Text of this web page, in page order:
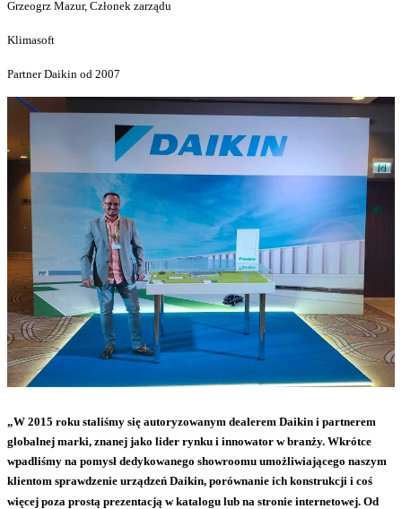
Grzeogrz Mazur, Członek zarządu
Klimasoft
Partner Daikin od 2007
„W 2015 roku staliśmy się autoryzowanym dealerem Daikin i partnerem
globalnej marki, znanej jako lider rynku i innowator w branży. Wkrótce
wpadliśmy na pomysł dedykowanego showroomu umożliwiającego naszym
klientom sprawdzenie urządzeń Daikin, porównanie ich konstrukcji i coś
więcej poza prostą prezentacją w katalogu lub na stronie internetowej. Od